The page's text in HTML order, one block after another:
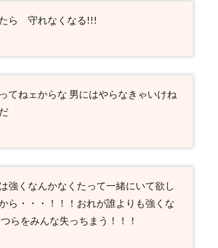
ら 守れなくなる!!!
てねェからな 男にはやらなきゃいけね
強くなんかなくたって一緒にいて欲し
ら・・・！！！おれが誰よりも強くな
らをみんな失っちまう！！！